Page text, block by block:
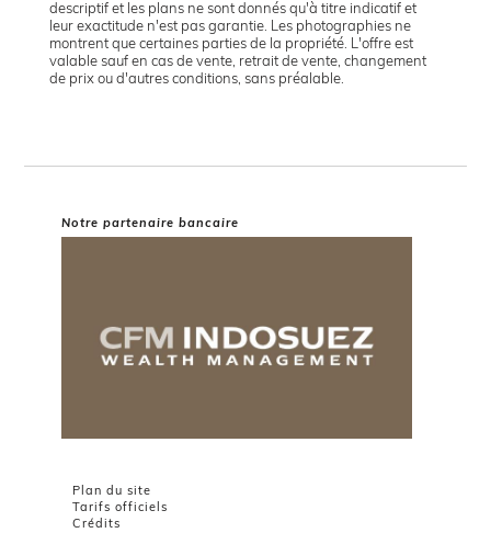
descriptif et les plans ne sont donnés qu'à titre indicatif et
leur exactitude n'est pas garantie. Les photographies ne
montrent que certaines parties de la propriété. L'offre est
valable sauf en cas de vente, retrait de vente, changement
de prix ou d'autres conditions, sans préalable.
Notre partenaire bancaire
Plan du site
Tarifs officiels
Crédits